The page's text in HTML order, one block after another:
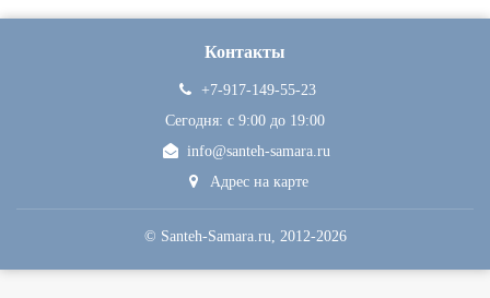
Контакты
+7-917-149-55-23
Сегодня: c 9:00 до 19:00
info@santeh-samara.ru
Адрес на карте
© Santeh-Samara.ru, 2012-2026